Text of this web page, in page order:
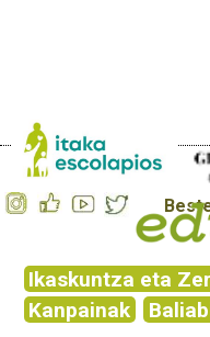
Ikaskuntza eta
Kanpainak